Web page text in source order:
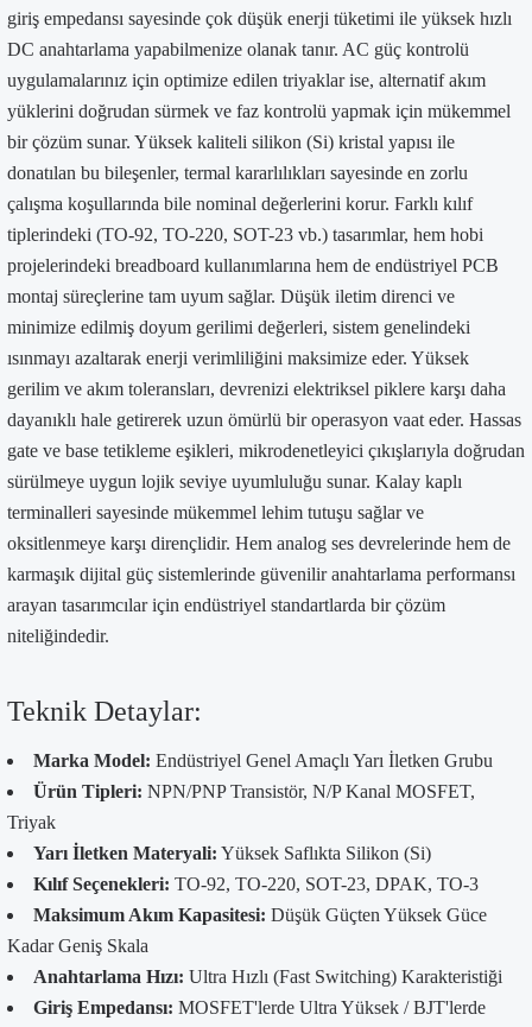
giriş empedansı sayesinde çok düşük enerji tüketimi ile yüksek hızlı
DC anahtarlama yapabilmenize olanak tanır. AC güç kontrolü
uygulamalarınız için optimize edilen triyaklar ise, alternatif akım
yüklerini doğrudan sürmek ve faz kontrolü yapmak için mükemmel
bir çözüm sunar. Yüksek kaliteli silikon (Si) kristal yapısı ile
donatılan bu bileşenler, termal kararlılıkları sayesinde en zorlu
çalışma koşullarında bile nominal değerlerini korur. Farklı kılıf
tiplerindeki (TO-92, TO-220, SOT-23 vb.) tasarımlar, hem hobi
projelerindeki breadboard kullanımlarına hem de endüstriyel PCB
montaj süreçlerine tam uyum sağlar. Düşük iletim direnci ve
minimize edilmiş doyum gerilimi değerleri, sistem genelindeki
ısınmayı azaltarak enerji verimliliğini maksimize eder. Yüksek
gerilim ve akım toleransları, devrenizi elektriksel piklere karşı daha
dayanıklı hale getirerek uzun ömürlü bir operasyon vaat eder. Hassas
gate ve base tetikleme eşikleri, mikrodenetleyici çıkışlarıyla doğrudan
sürülmeye uygun lojik seviye uyumluluğu sunar. Kalay kaplı
terminalleri sayesinde mükemmel lehim tutuşu sağlar ve
oksitlenmeye karşı dirençlidir. Hem analog ses devrelerinde hem de
karmaşık dijital güç sistemlerinde güvenilir anahtarlama performansı
arayan tasarımcılar için endüstriyel standartlarda bir çözüm
niteliğindedir.
Teknik Detaylar:
Marka Model: Endüstriyel Genel Amaçlı Yarı İletken Grubu
Ürün Tipleri: NPN/PNP Transistör, N/P Kanal MOSFET,
Triyak
Yarı İletken Materyali: Yüksek Saflıkta Silikon (Si)
Kılıf Seçenekleri: TO-92, TO-220, SOT-23, DPAK, TO-3
Maksimum Akım Kapasitesi: Düşük Güçten Yüksek Güce
Kadar Geniş Skala
Anahtarlama Hızı: Ultra Hızlı (Fast Switching) Karakteristiği
Giriş Empedansı: MOSFET'lerde Ultra Yüksek / BJT'lerde